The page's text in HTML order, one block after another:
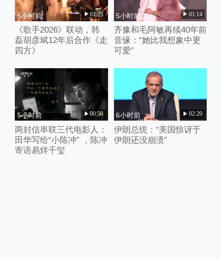
5小时前 01:23
《歌手2026》联动，韩
磊胡彦斌12年后合作《走
四方》
5小时前 01:14
齐豫和毛阿敏再续40年前
音缘：“她比我想象中更
可爱”
5小时前 00:50
两封信串联三代电影人：
田华写给“小陈冲” ，陈冲
寄语易烊千玺
6小时前 02:20
伊朗总统：“美国惊讶于
伊朗还没崩溃”